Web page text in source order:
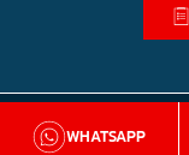
WHATSAPP